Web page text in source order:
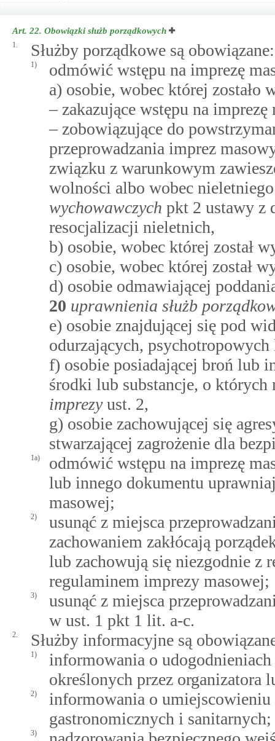
Art. 22. Obowiązki służb porządkowych
1. Służby porządkowe są obowiązane:
1)
odmówić wstępu na imprezę
a) osobie, wobec której zostało
– zakazujące wstępu na imprezę
– zobowiązujące do
przeprowadzania imprez
związku z warunkowym
wolności albo wobec
wychowawczych pkt 2 ustawy z
resocjalizacji nieletnich,
b) osobie, wobec której został
c) osobie, wobec której został
d) osobie odmawiającej
20 uprawnienia służb
e) osobie znajdującej się pod
odurzających,
f) osobie posiadającej broń lub
środki lub substancje, o
imprezyust. 2,
g) osobie zachowującej się
stwarzającej zagrożenie dla
1a)
odmówić wstępu na imprezę
lub innego dokumentu
masowej;
2)
usunąć z miejsca
zachowaniem zakłócają
lub zachowują się niezgodnie z
regulaminem imprezy masowej;
3)
usunąć z miejsca
w ust. 1 pkt 1 lit. a-c.
2. Służby informacyjne są
1)
informowania o
określonych przez organizatora
2)
informowania o
gastronomicznych i sanitarnych;
3)